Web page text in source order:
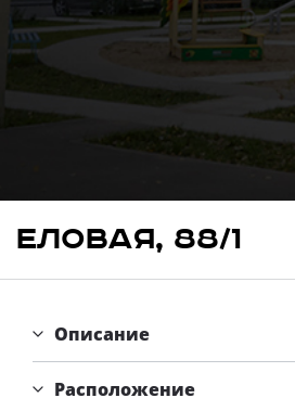
Работа
О компании
Онлайн-запись
Еловая, 88/1
Описание
Расположение